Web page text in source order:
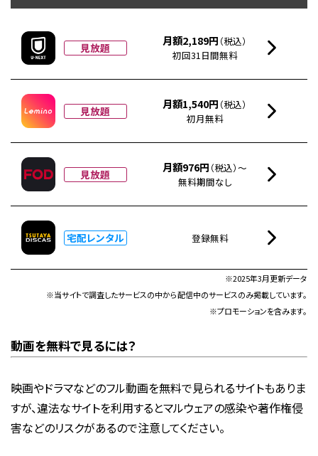
見放題 月額2,189円 （税込）
初回31日間無料
見放題 月額1,540円 （税込）
初月無料
見放題 月額976円 （税込）～
無料期間なし
宅配レンタル 登録無料
※2025年3月更新データ
※当サイトで調査したサービスの中から配信中のサービスのみ掲載しています。
※プロモーションを含みます。
動画を無料で見るには？
映画やドラマなどのフル動画を無料で見られるサイトもありま
すが、違法なサイトを利用するとマルウェアの感染や著作権侵
害などのリスクがあるので注意してください。